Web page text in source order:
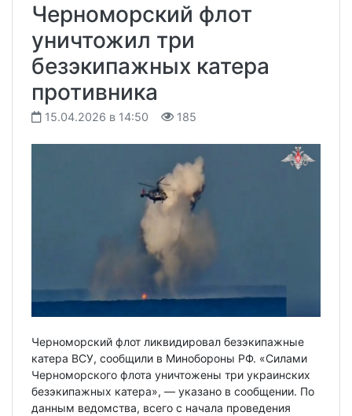
Черноморский флот
уничтожил три
безэкипажных катера
противника
15.04.2026 в 14:50 185
Черноморский флот ликвидировал безэкипажные
катера ВСУ, сообщили в Минобороны РФ. «Силами
Черноморского флота уничтожены три украинских
безэкипажных катера», — указано в сообщении. По
данным ведомства, всего с начала проведения